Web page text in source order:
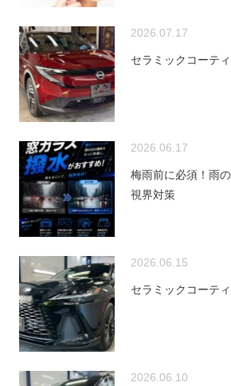
2026.07.17
セラミックコーテ
2026.06.17
梅雨前に必須！雨
視界対策
2026.06.15
セラミックコーテ
2026.06.10